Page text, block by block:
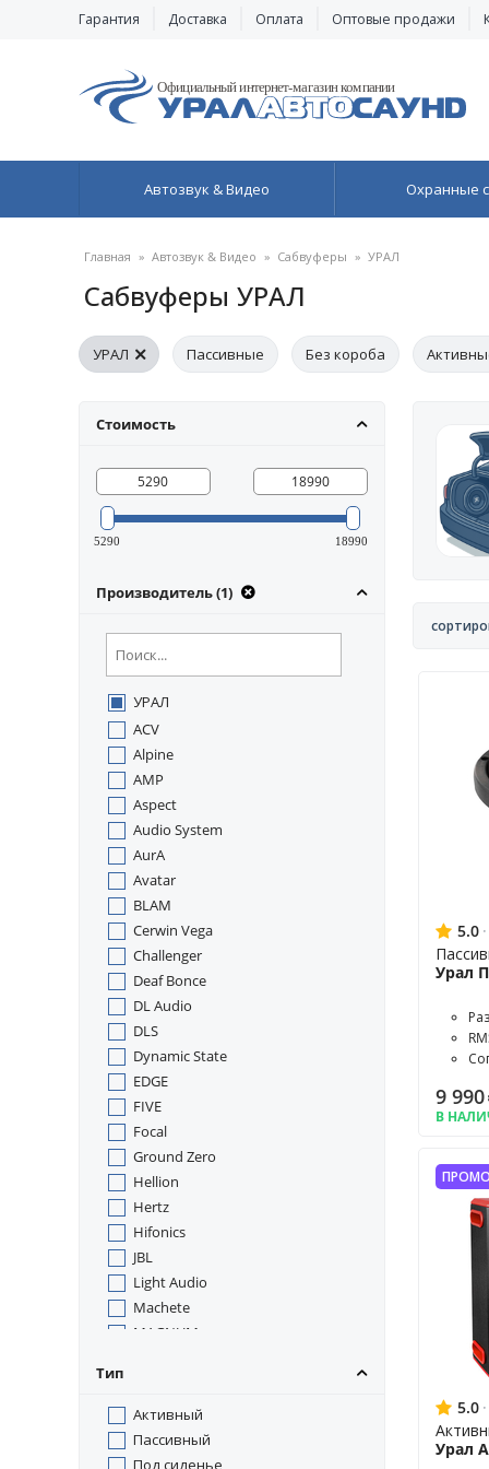
Гарантия Доставка Оплата Оптовые продажи
Автозвук & Видео Охранные
Главная » Автозвук & Видео » Сабвуферы » УРАЛ
Сабвуферы УРАЛ
УРАЛ Пассивные Без короба
Стоимость
5290 18990
Производитель (1)
УРАЛ
ACV
Alpine
AMP
Aspect
Audio System
AurA
Avatar
BLAM
Cerwin Vega
Challenger
Deaf Bonce
DL Audio
DLS
Dynamic State
EDGE
FIVE
Focal
Ground Zero
Hellion
Hertz
Hifonics
JBL
Light Audio
Machete
MAGNUM
Musway
Nakamichi
Pride
Тип
Активный
Пассивный
Под сиденье
5.0 ·
Урал
9 990
В
5.0 ·
Урал